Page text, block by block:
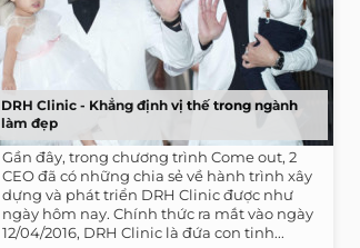
DRH Clinic - Khẳng định vị thế trong ngành
làm đẹp
Gần đây, trong chương trình Come out, 2
CEO đã có những chia sẻ về hành trình xây
dựng và phát triển DRH Clinic được như
ngày hôm nay. Chính thức ra mắt vào ngày
12/04/2016, DRH Clinic là đứa con tinh...